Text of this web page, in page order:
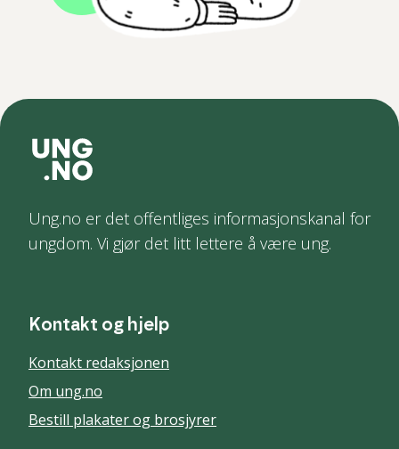
Ung.no er det offentliges informasjonskanal for
ungdom. Vi gjør det litt lettere å være ung.
Kontakt og hjelp
Kontakt redaksjonen
Om ung.no
Bestill plakater og brosjyrer